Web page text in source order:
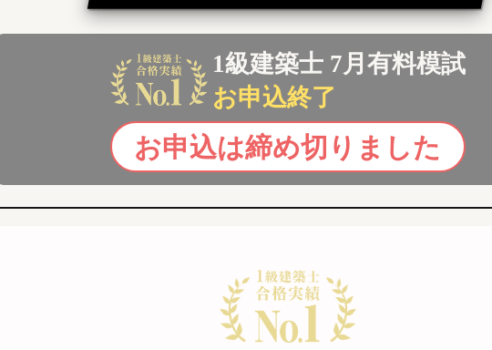
1級建築士 7月有料模試
お申込終了
お申込は締め切りました